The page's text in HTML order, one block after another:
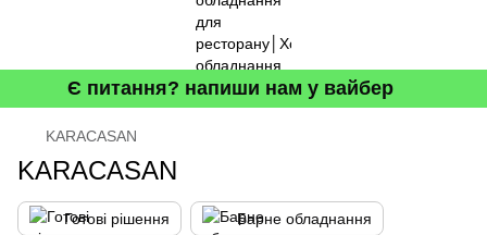
Є питання? напиши нам у вайбер
KARACASAN
KARACASAN
Готові рішення Барне обладнання